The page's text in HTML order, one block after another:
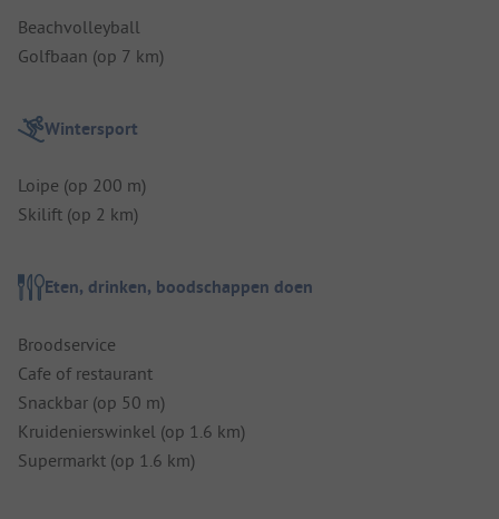
Beachvolleyball
Golfbaan (op 7 km)
Wintersport
Loipe (op 200 m)
Skilift (op 2 km)
Eten, drinken, boodschappen doen
Broodservice
Cafe of restaurant
Snackbar (op 50 m)
Kruidenierswinkel (op 1.6 km)
Supermarkt (op 1.6 km)